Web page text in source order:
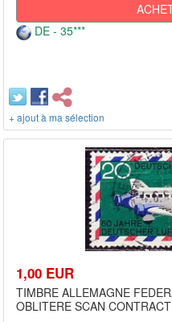
DE - 35***
+ ajout à ma sélection
1,00 EUR
TIMBRE ALLEMAGNE
OBLITERE SCAN